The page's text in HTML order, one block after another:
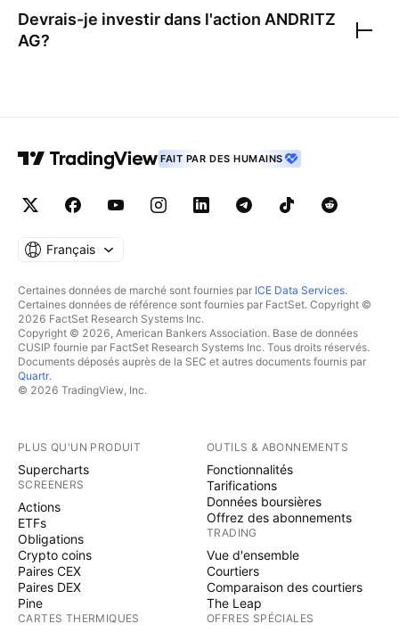
Devrais-je investir dans l'action ANDRITZ
AG?
FAIT PAR DES HUMAINS
Français
Certaines données de marché sont fournies par ICE Data Services.
Certaines données de référence sont fournies par FactSet. Copyright ©
2026 FactSet Research Systems Inc.
Copyright © 2026, American Bankers Association. Base de données
CUSIP fournie par FactSet Research Systems Inc. Tous droits réservés.
Documents déposés auprès de la SEC et autres documents fournis par
Quartr.
© 2026 TradingView, Inc.
PLUS QU'UN PRODUIT
Supercharts
SCREENERS
Actions
ETFs
Obligations
Crypto coins
Paires CEX
Paires DEX
Pine
CARTES THERMIQUES
OUTILS & ABONNEMENTS
Fonctionnalités
Tarifications
Données boursières
Offrez des abonnements
TRADING
Vue d'ensemble
Courtiers
Comparaison des courtiers
The Leap
OFFRES SPÉCIALES